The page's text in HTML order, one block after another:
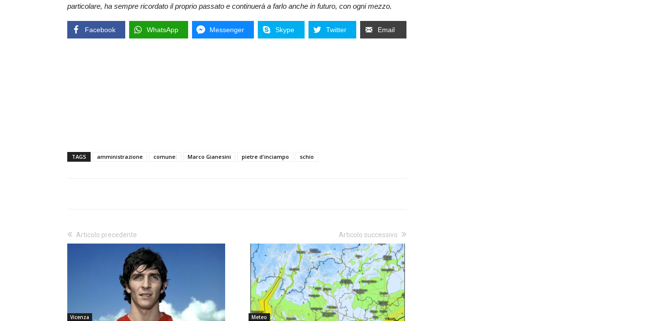
particolare, ha sempre ricordato il proprio passato e continuerà a farlo anche in futuro, con ogni mezzo.
Facebook WhatsApp Messenger Skype Twitter Email
TAGS amministrazione comune: Marco Gianesini pietre d'inciampo schio
Articolo precedente
Vicenza
Articolo successivo
Meteo